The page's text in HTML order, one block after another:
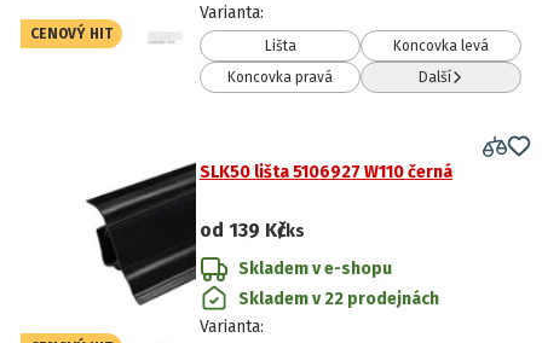
CENOVÝ HIT
Varianta:
Lišta
Koncovka levá
Koncovka pravá
Další
SLK50 lišta 5106927 W110 černá
od 139 Kč/ks
Skladem v e-shopu
Skladem v 22 prodejnách
Varianta: